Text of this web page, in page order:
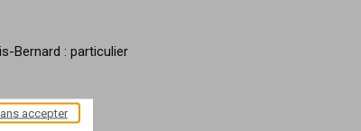
Bernard : particulier
accepter